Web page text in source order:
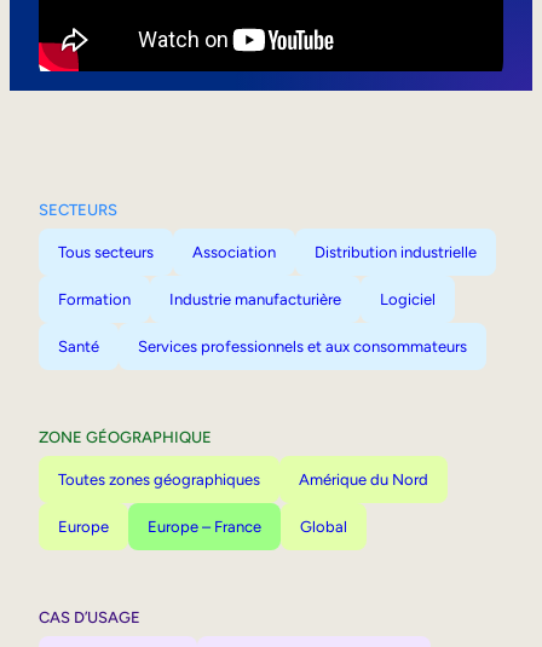
SECTEURS
Tous secteurs Association Distribution industrielle
Formation Industrie manufacturière Logiciel
Santé Services professionnels et aux consommateurs
ZONE GÉOGRAPHIQUE
Toutes zones géographiques Amérique du Nord
Europe Europe – France Global
CAS D’USAGE